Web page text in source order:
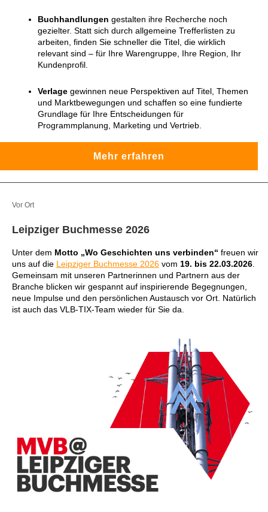
Buchhandlungen gestalten ihre Recherche noch
gezielter. Statt sich durch allgemeine Trefferlisten zu
arbeiten, finden Sie schneller die Titel, die wirklich
relevant sind – für Ihre Warengruppe, Ihre Region, Ihr
Kundenprofil.
Verlage gewinnen neue Perspektiven auf Titel, Themen
und Marktbewegungen und schaffen so eine fundierte
Grundlage für Ihre Entscheidungen für
Programmplanung, Marketing und Vertrieb.
Mehr erfahren
Vor Ort
Leipziger Buchmesse 2026
Unter dem Motto „Wo Geschichten uns verbinden“ freuen wir
uns auf die Leipziger Buchmesse 2026 vom 19. bis 22.03.2026
Gemeinsam mit unseren Partnerinnen und Partnern aus der
Branche blicken wir gespannt auf inspirierende Begegnungen,
neue Impulse und den persönlichen Austausch vor Ort. Natürlich
ist auch das VLB-TIX-Team wieder für Sie da.